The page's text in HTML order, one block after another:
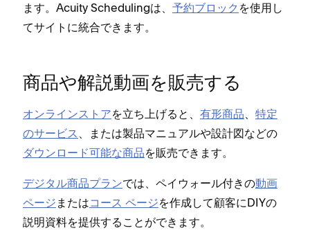
ます⁠。Acuity Schedulingは⁠、 予約ブロ⁠ック を使用し
てサイトに統合できます⁠。
商品や解説動画を販売する
オンラインストアを立ち上げると⁠、 有形商品⁠、 特定
のサ⁠ービス ⁠、または製品マニ⁠ュアルや設計図などの
ダウンロ⁠ード可能な商品を販売できます⁠。
デジタル商品プランでは⁠、ペイウ⁠ォ⁠ール付きの動画
ペ⁠ージ またはコ⁠ース ペ⁠ージを作成して顧客にDIYの
説明資料を提供することができます⁠。